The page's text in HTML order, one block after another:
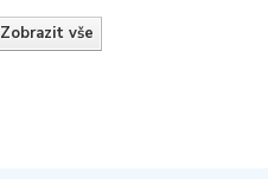
Zobrazit vše